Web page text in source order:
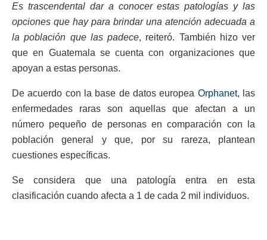
Es trascendental dar a conocer estas patologías y las
opciones que hay para brindar una atención adecuada a
la población que las padece, reiteró. También hizo ver
que en Guatemala se cuenta con organizaciones que
apoyan a estas personas.
De acuerdo con la base de datos europea Orphanet, las
enfermedades raras son aquellas que afectan a un
número pequeño de personas en comparación con la
población general y que, por su rareza, plantean
cuestiones específicas.
Se considera que una patología entra en esta
clasificación cuando afecta a 1 de cada 2 mil individuos.